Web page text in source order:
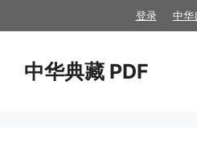
至
登录 中华
中华典藏 PDF